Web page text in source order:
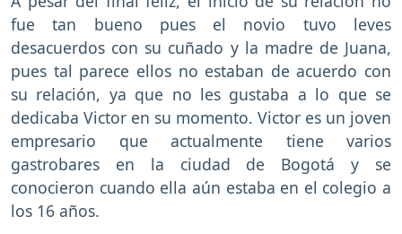
fue tan bueno pues el novio tuvo leves
desacuerdos con su cuñado y la madre de Juana,
pues tal parece ellos no estaban de acuerdo con
su relación, ya que no les gustaba a lo que se
dedicaba Victor en su momento. Victor es un joven
empresario que actualmente tiene varios
gastrobares en la ciudad de Bogotá y se
conocieron cuando ella aún estaba en el colegio a
los 16 años.